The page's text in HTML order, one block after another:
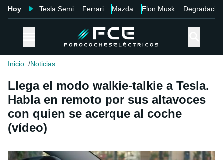
Hoy Tesla Semi Ferrari Mazda Elon Musk Degradación
Inicio Noticias
Llega el modo walkie-talkie a Tesla.
Habla en remoto por sus altavoces
con quien se acerque al coche
(vídeo)